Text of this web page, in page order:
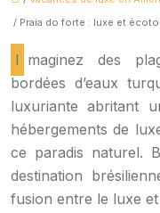
/ Praia do forte : luxe et
Imaginez des plages de sable blanc immaculé
bordées d’eaux
luxuriante abritant
hébergements de
ce paradis naturel.
destination
fusion entre le luxe